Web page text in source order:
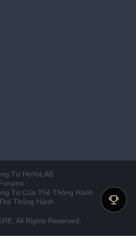
Tư HoYoLAB
Tư Của Thẻ Thông Hành
Thông Hành
All Rights Reserved.